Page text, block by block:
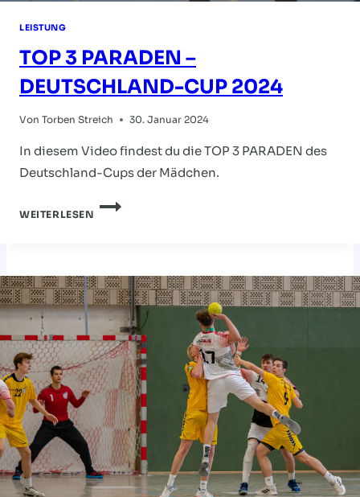
LEISTUNG
TOP 3 PARADEN –
DEUTSCHLAND-CUP 2024
Von Torben Streich 30. Januar 2024
In diesem Video findest du die TOP 3 PARADEN des
Deutschland-Cups der Mädchen.
WEITERLESEN
TOP
CUP
2024